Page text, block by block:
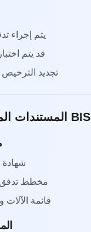
يتم إجراء
قد يتم
تجديد
المستندات المطلوبة لشهادة BIS
مخطط تدفق
قائمة الآلات